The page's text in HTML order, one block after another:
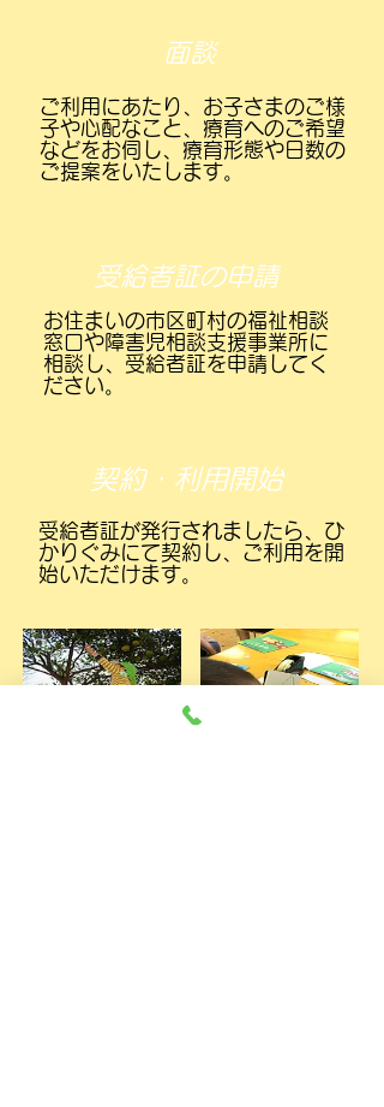
面談
ご利用にあたり、お子さまのご様
子や心配なこと、療育へのご希望
などをお伺し、療育形態や日数の
ご提案をいたします。
受給者証の申請
お住まいの市区町村の福祉相談
窓口や障害児相談支援事業所に
相談し、受給者証を申請してく
ださい。
契約・利用開始
​受給者証が発行されましたら、ひ
かりぐみにて契約し、ご利用を開
始いただけます。